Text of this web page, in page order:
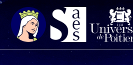
Passer
au